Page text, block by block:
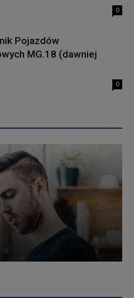
0
Pojazdów
MG.18 (dawniej
0